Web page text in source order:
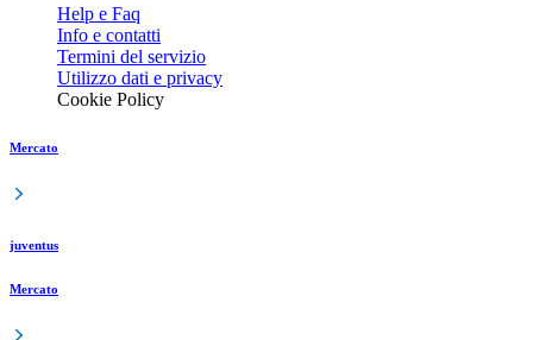
Help e Faq
Info e contatti
Termini del servizio
Utilizzo dati e privacy
Cookie Policy
Mercato
juventus
Mercato